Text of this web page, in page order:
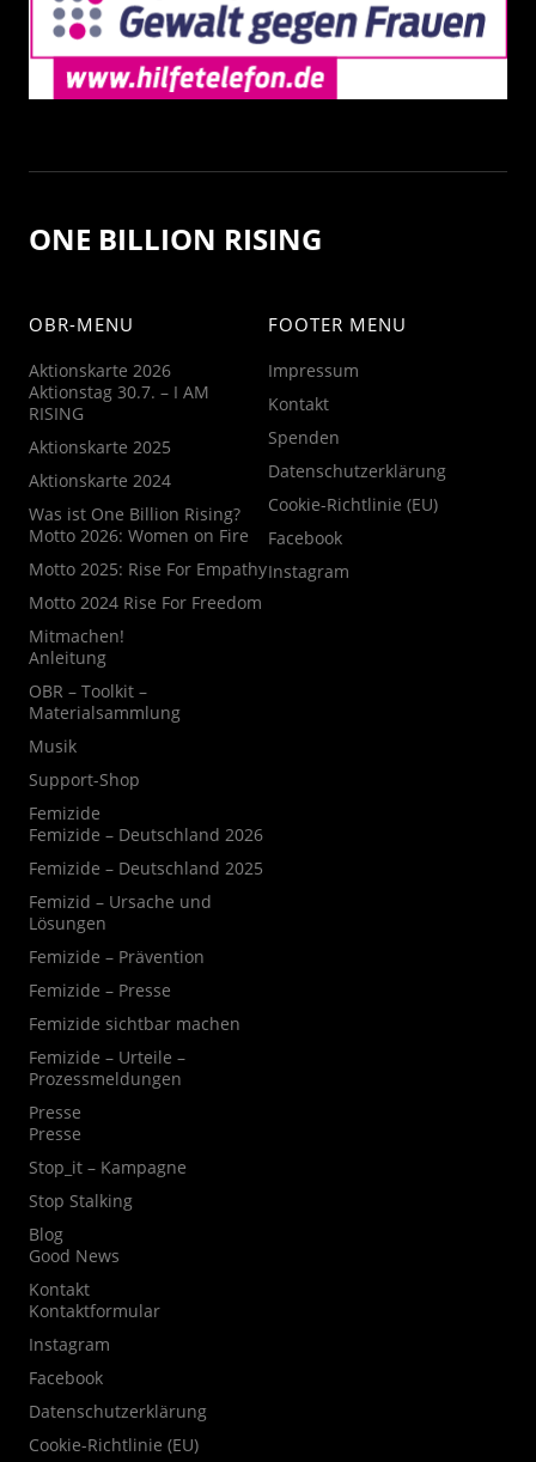
ONE BILLION RISING
OBR-MENU
Aktionskarte 2026
Aktionstag 30.7. – I AM
RISING
Aktionskarte 2025
Aktionskarte 2024
Was ist One Billion Rising?
Motto 2026: Women on Fire
Motto 2025: Rise For Empathy
Motto 2024 Rise For Freedom
Mitmachen!
Anleitung
OBR – Toolkit –
Materialsammlung
Musik
Support-Shop
Femizide
Femizide – Deutschland 2026
Femizide – Deutschland 2025
Femizid – Ursache und
Lösungen
Femizide – Prävention
Femizide – Presse
Femizide sichtbar machen
Femizide – Urteile –
Prozessmeldungen
Presse
Presse
Stop_it – Kampagne
Stop Stalking
Blog
Good News
Kontakt
Kontaktformular
Instagram
Facebook
Datenschutzerklärung
Cookie-Richtlinie (EU)
FOOTER MENU
Impressum
Kontakt
Spenden
Datenschutzerklärung
Cookie-Richtlinie (EU)
Facebook
Instagram